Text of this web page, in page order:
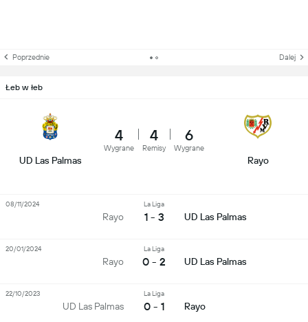
Poprzednie Dalej
Łeb w łeb
UD Las Palmas
4
Wygrane
4
Remisy
6
Wygrane
Rayo
Rayo
La Liga
1 - 3 UD Las Palmas
08/11/2024
Rayo
La Liga
0 - 2 UD Las Palmas
20/01/2024
UD Las Palmas
La Liga
0 - 1 Rayo
22/10/2023